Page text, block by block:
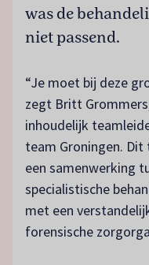
was de
niet passend.
“Je moet bij deze
zegt Britt
inhoudelijk
team Groningen.
een samenwerking
specialistische
met een
forensische